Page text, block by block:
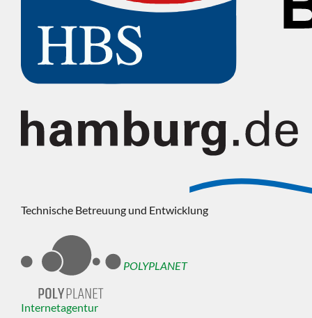
Technische Betreuung und Entwicklung
POLYPLANET
Internetagentur